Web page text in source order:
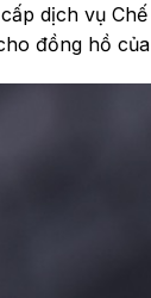
dịch vụ
đồng hồ